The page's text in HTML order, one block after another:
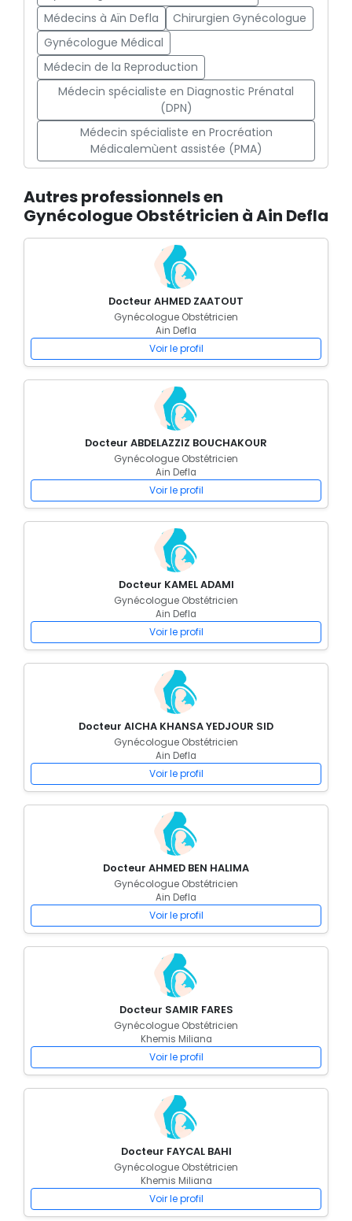
Médecins à Aïn Defla
Chirurgien Gynécologue
Gynécologue Médical
Médecin de la Reproduction
Médecin spécialiste en Diagnostic Prénatal
(DPN)
Médecin spécialiste en Procréation
Médicalemùent assistée (PMA)
Autres professionnels en
Gynécologue Obstétricien à Ain Defla
Docteur AHMED ZAATOUT
Gynécologue Obstétricien
Ain Defla
Voir le profil
Docteur ABDELAZZIZ BOUCHAKOUR
Gynécologue Obstétricien
Ain Defla
Voir le profil
Docteur KAMEL ADAMI
Gynécologue Obstétricien
Ain Defla
Voir le profil
Docteur AICHA KHANSA YEDJOUR SID
Gynécologue Obstétricien
Ain Defla
Voir le profil
Docteur AHMED BEN HALIMA
Gynécologue Obstétricien
Ain Defla
Voir le profil
Docteur SAMIR FARES
Gynécologue Obstétricien
Khemis Miliana
Voir le profil
Docteur FAYCAL BAHI
Gynécologue Obstétricien
Khemis Miliana
Voir le profil